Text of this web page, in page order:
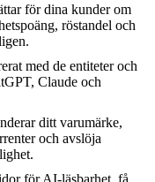
för dina kunder om
röstandel och
med de entiteter och
Claude och
ditt varumärke,
och avslöja